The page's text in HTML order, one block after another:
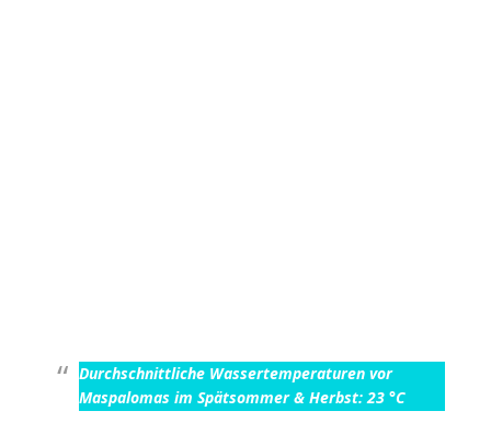
Durchschnittliche Wassertemperaturen vor
Maspalomas im Spätsommer & Herbst: 23 °C